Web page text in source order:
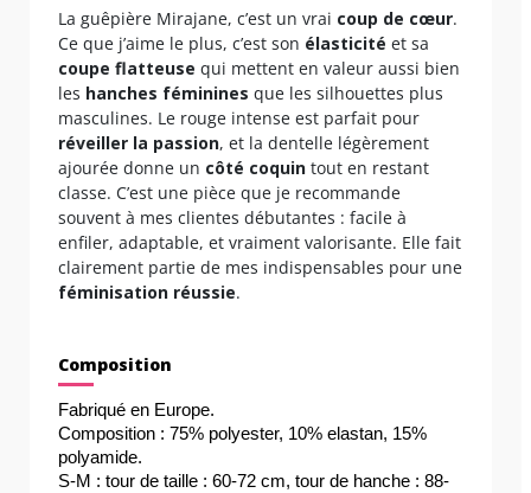
La guêpière Mirajane, c’est un vrai coup de cœur.
Ce que j’aime le plus, c’est son élasticité et sa
coupe flatteuse qui mettent en valeur aussi bien
les hanches féminines que les silhouettes plus
masculines. Le rouge intense est parfait pour
réveiller la passion, et la dentelle légèrement
ajourée donne un côté coquin tout en restant
classe. C’est une pièce que je recommande
souvent à mes clientes débutantes : facile à
enfiler, adaptable, et vraiment valorisante. Elle fait
clairement partie de mes indispensables pour une
féminisation réussie.
Composition
Fabriqué en Europe.
Composition : 75% polyester, 10% elastan, 15%
polyamide.
S-M : tour de taille : 60-72 cm, tour de hanche : 88-